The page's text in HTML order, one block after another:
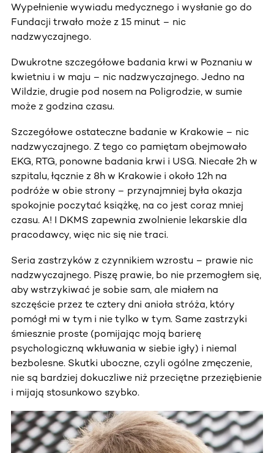
Wypełnienie wywiadu medycznego i wysłanie go do
Fundacji trwało może z 15 minut – nic
nadzwyczajnego.
Dwukrotne szczegółowe badania krwi w Poznaniu w
kwietniu i w maju – nic nadzwyczajnego. Jedno na
Wildzie, drugie pod nosem na Poligrodzie, w sumie
może z godzina czasu.
Szczegółowe ostateczne badanie w Krakowie – nic
nadzwyczajnego. Z tego co pamiętam obejmowało
EKG, RTG, ponowne badania krwi i USG. Niecałe 2h w
szpitalu, łącznie z 8h w Krakowie i około 12h na
podróże w obie strony – przynajmniej była okazja
spokojnie poczytać książkę, na co jest coraz mniej
czasu. A! I DKMS zapewnia zwolnienie lekarskie dla
pracodawcy, więc nic się nie traci.
Seria zastrzyków z czynnikiem wzrostu – prawie nic
nadzwyczajnego. Piszę prawie, bo nie przemogłem się,
aby wstrzykiwać je sobie sam, ale miałem na
szczęście przez te cztery dni anioła stróża, który
pomógł mi w tym i nie tylko w tym. Same zastrzyki
śmiesznie proste (pomijając moją barierę
psychologiczną wkłuwania w siebie igły) i niemal
bezbolesne. Skutki uboczne, czyli ogólne zmęczenie,
nie są bardziej dokuczliwe niż przeciętne przeziębienie
i mijają stosunkowo szybko.